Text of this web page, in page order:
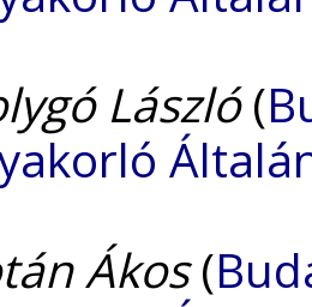
László(
Ákos(